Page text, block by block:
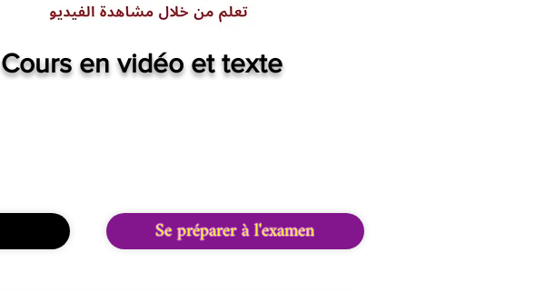
Cours en vidéo et texte
Se préparer à l'examen